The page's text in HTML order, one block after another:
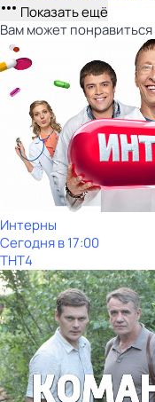
Показать ещё
Вам может понравиться
Интерны
Сегодня в 17:00
ТНТ4